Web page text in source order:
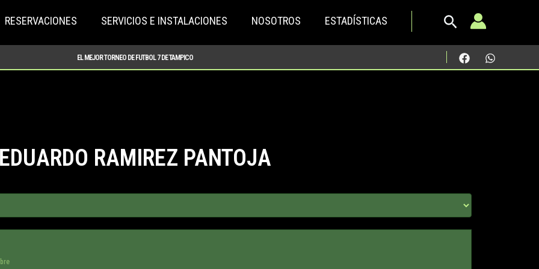
RESERVACIONES SERVICIOS E INSTALACIONES NOSOTROS ESTADÍSTICAS
EL MEJOR TORNEO DE FUTBOL 7 DE TAMPICO
EDUARDO RAMIREZ PANTOJA